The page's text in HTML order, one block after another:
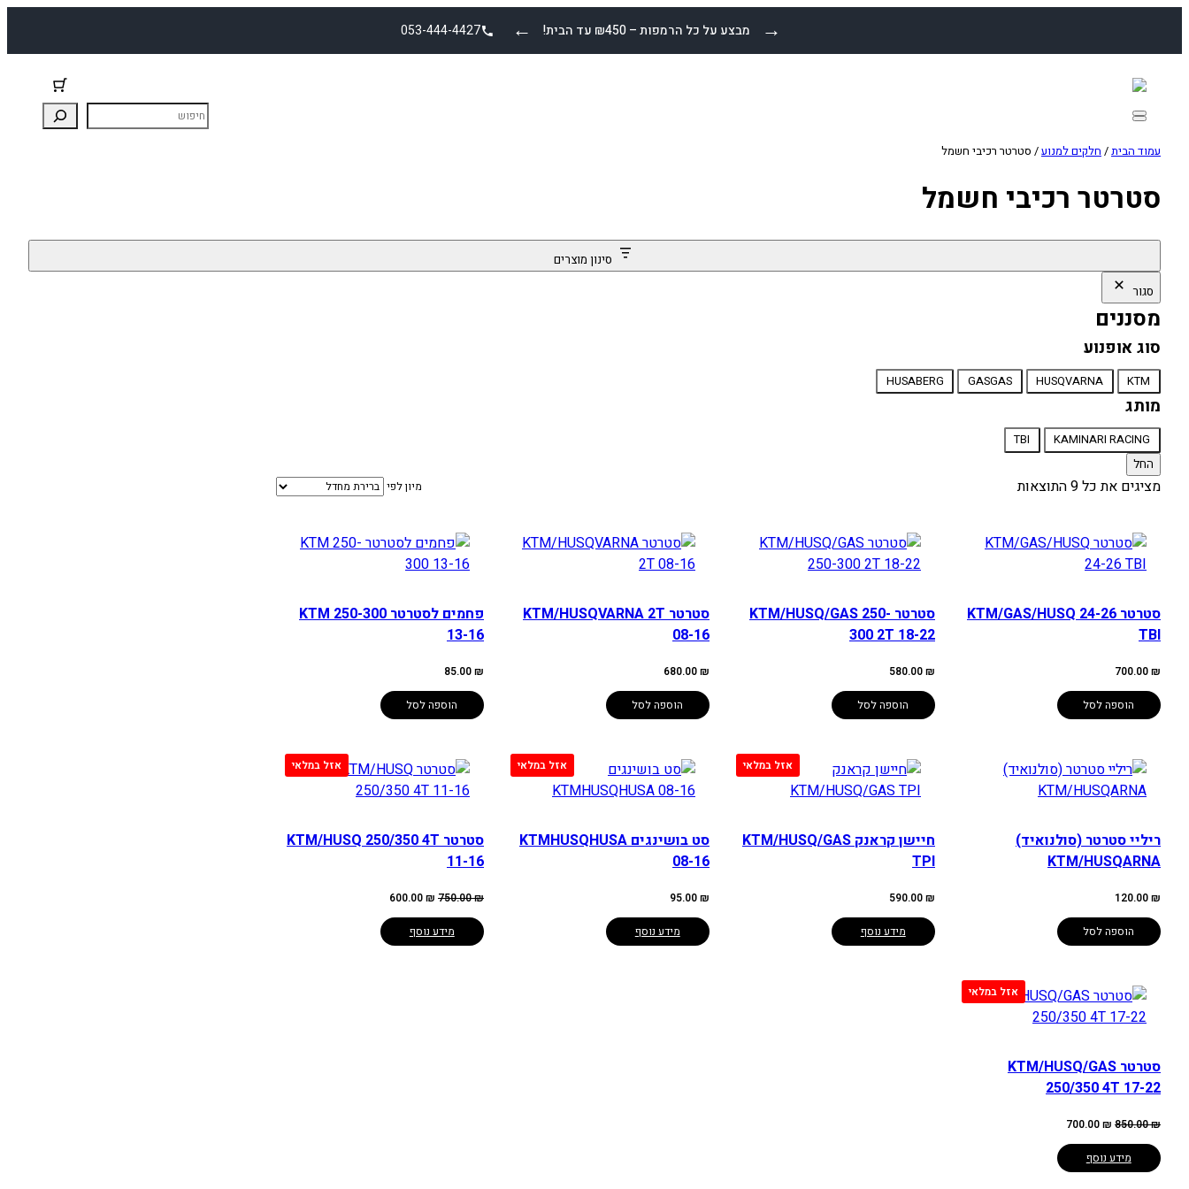
← מבצע על כל הרמפות – ₪450 עד הבית! →
053-444-4427
עמוד הבית/ חלקים למנוע/ סטרטר רכיבי חשמל
סטרטר רכיבי חשמל
סינון מוצרים
סגור
מסננים
סוג אופנוע
סוג
אופנוע
KTM
HUSQVARNA
GASGAS
HUSABERG
מותג
מותג
KAMINARI RACING
TBI
החל
מציגים את כל ⁦9⁩ התוצאות מיון לפי
סטרטר KTM/GAS/HUSQ 24-26
TBI
700.00₪
הוספה לסל
סטרטר KTM/HUSQ/GAS 250-
300 2T 18-22
580.00₪
הוספה לסל
סטרטר KTM/HUSQVARNA 2T
08-16
680.00₪
הוספה לסל
פחמים לסטרטר KTM 250-300
13-16
85.00₪
הוספה לסל
ריליי סטרטר (סולנואיד)
KTM/HUSQARNA
120.00₪
הוספה לסל
חיישן קראנק KTM/HUSQ/GAS
TPI
590.00₪
מידע נוסף
סט בושינגים KTMHUSQHUSA
08-16
95.00₪
מידע נוסף
סטרטר KTM/HUSQ 250/350 4T
11-16
750.00₪ המחיר
היה:
750.00 ₪.
600.00₪
הוא:
600.00 ₪. מידע נוסף
סטרטר KTM/HUSQ/GAS
250/350 4T 17-22
850.00₪ המחיר
היה:
850.00 ₪.
700.00₪
הוא:
700.00 ₪. מידע נוסף